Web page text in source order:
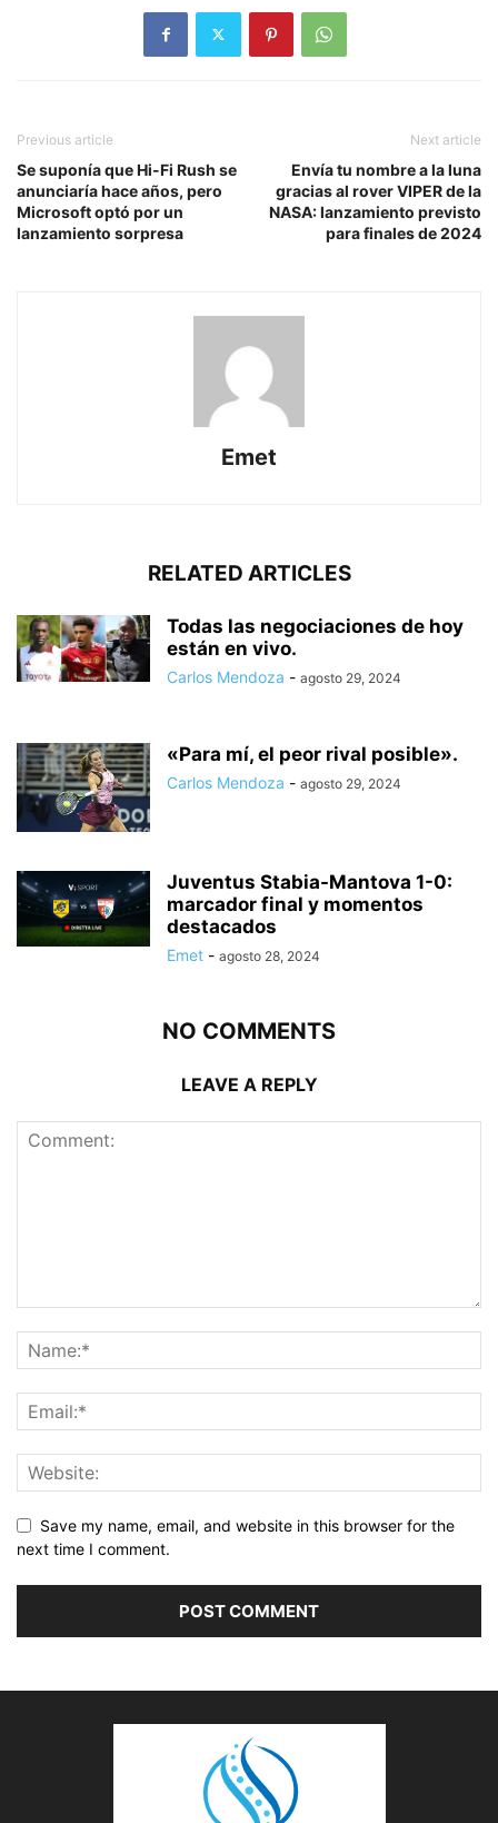
Previous article
Se suponía que Hi-Fi Rush se
anunciaría hace años, pero
Microsoft optó por un
lanzamiento sorpresa
Next article
Envía tu nombre a la luna
gracias al rover VIPER de la
NASA: lanzamiento previsto
para finales de 2024
Emet
RELATED ARTICLES
Todas las negociaciones de hoy
están en vivo.
Carlos Mendoza - agosto 29, 2024
«Para mí, el peor rival posible».
Carlos Mendoza - agosto 29, 2024
Juventus Stabia-Mantova 1-0:
marcador final y momentos
destacados
Emet - agosto 28, 2024
NO COMMENTS
LEAVE A REPLY
Save my name, email, and website in this browser for the
next time I comment.